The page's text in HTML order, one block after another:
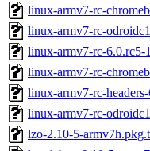
linux-armv7-rc-
linux-armv7-rc-
linux-armv7-rc-6.0.rc5-
linux-armv7-rc-
linux-armv7-rc-
linux-armv7-rc-
lzo-2.10-5-